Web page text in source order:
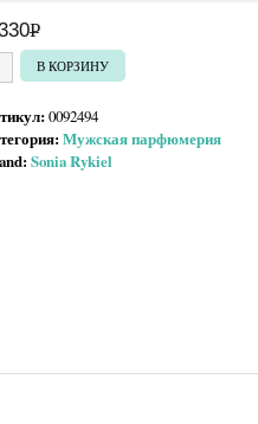
Р
УБ. товара Sonia Rykiel Rykiel Man
В КОРЗИНУ
0092494
Мужская парфюмерия
Sonia Rykiel